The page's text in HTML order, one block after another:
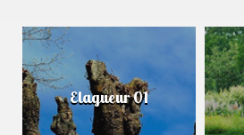
Elagueur 01